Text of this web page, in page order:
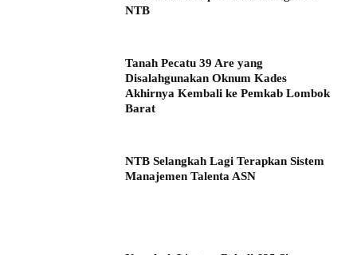
NTB
Tanah Pecatu 39 Are yang
Disalahgunakan Oknum Kades
Akhirnya Kembali ke Pemkab Lombok
Barat
NTB Selangkah Lagi Terapkan Sistem
Manajemen Talenta ASN